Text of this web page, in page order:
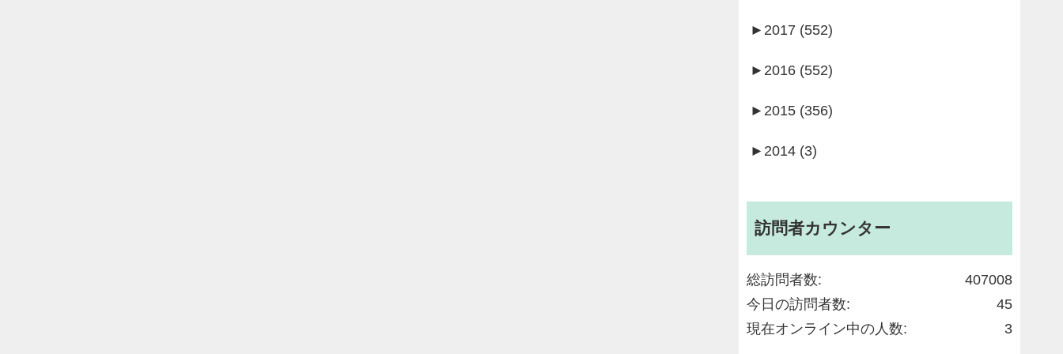
► 2017 (552)
► 2016 (552)
► 2015 (356)
► 2014 (3)
訪問者カウンター
407008
総訪問者数:
45
今日の訪問者数:
3
現在オンライン中の人数: